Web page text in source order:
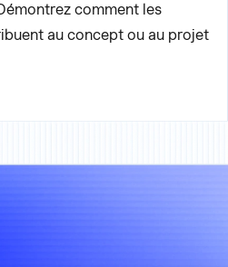
comment les
au concept ou au projet